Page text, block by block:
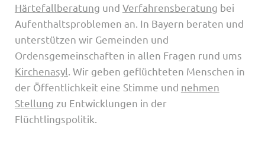
Härtefallberatung und Verfahrensberatung bei
Aufenthaltsproblemen an. In Bayern beraten und
unterstützen wir Gemeinden und
Ordensgemeinschaften in allen Fragen rund ums
Kirchenasyl . Wir geben geflüchteten Menschen in
der Öffentlichkeit eine Stimme und nehmen
Stellung zu Entwicklungen in der
Flüchtlingspolitik.